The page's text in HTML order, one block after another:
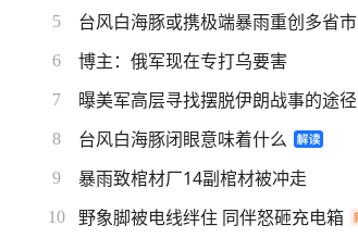
5 台风白海豚或携极端暴雨重创多省市
6 博主：俄军现在专打乌要害
7 曝美军高层寻找摆脱伊朗战事的途径
8 台风白海豚闭眼意味着什么
9 暴雨致棺材厂14副棺材被冲走
10 野象脚被电线绊住 同伴怒砸充电箱